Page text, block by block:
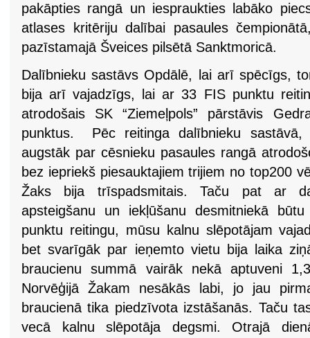
pakāpties rangā un iespraukties labāko
atlases kritēriju dalībai pasaules
pazīstamajā Šveices pilsētā Sanktmoricā.
Dalībnieku sastāvs Opdālē, lai arī spēcīgs,
bija arī vajadzīgs, lai ar 33 FIS punktu
atrodošais SK “Ziemeļpols” pārstāvis
punktus. Pēc reitinga dalībnieku sastāvā,
augstāk par cēsnieku pasaules rangā
bez iepriekš piesauktajiem trijiem no top200
Žaks bija trīspadsmitais. Taču pat ar
apsteigšanu un iekļūšanu desmitniekā
punktu reitingu, mūsu kalnu slēpotājam
bet svarīgāk par ieņemto vietu bija laika
braucienu summā vairāk nekā aptuveni
Norvēģijā Žakam nesākās labi, jo jau
braucienā tika piedzīvota izstāšanās. Taču
vecā kalnu slēpotāja degsmi. Otrajā